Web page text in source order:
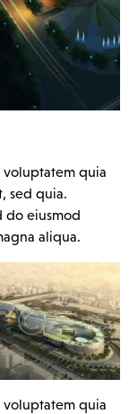
voluptatem quia
sed quia.
do eiusmod
aliqua.
voluptatem quia